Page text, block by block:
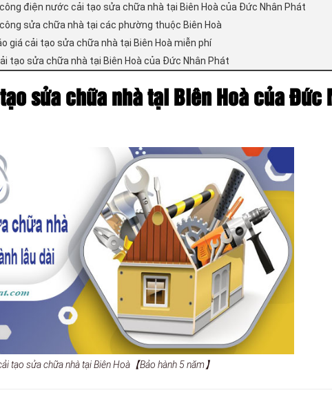
điện nước cải tạo sửa chữa nhà tại Biên Hoà của Đức Nhân Phát
sửa chữa nhà tại các phường thuộc Biên Hoà
giá cải tạo sửa chữa nhà tại Biên Hoà miễn phí
tạo sửa chữa nhà tại Biên Hoà của Đức Nhân Phát
sửa chữa nhà tại Biên Hoà của Đức
tạo sửa chữa nhà tại Biên Hoà【Bảo hành 5 năm】